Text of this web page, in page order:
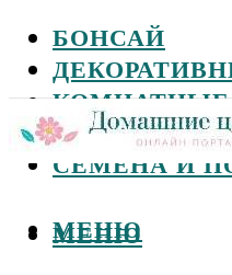
БОНСАЙ
САДОВЫЕ
СЕМЕНА И
МЕНЮ
МЕНЮ